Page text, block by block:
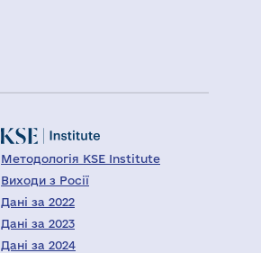
Методологія KSE Institute
Виходи з Росії
Дані за 2022
Дані за 2023
Дані за 2024